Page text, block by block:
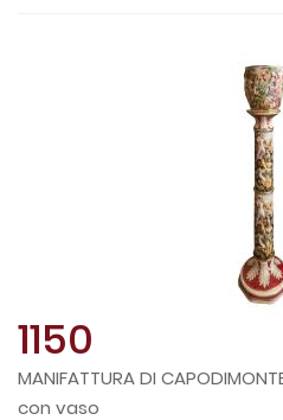
1150
MANIFATTURA DI
con vaso